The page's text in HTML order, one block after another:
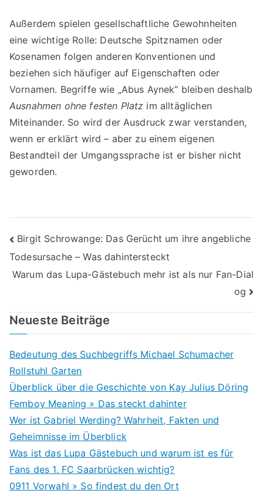
Außerdem spielen gesellschaftliche Gewohnheiten
eine wichtige Rolle: Deutsche Spitznamen oder
Kosenamen folgen anderen Konventionen und
beziehen sich häufiger auf Eigenschaften oder
Vornamen. Begriffe wie „Abus Aynek“ bleiben deshalb
Ausnahmen ohne festen Platz im alltäglichen
Miteinander. So wird der Ausdruck zwar verstanden,
wenn er erklärt wird – aber zu einem eigenen
Bestandteil der Umgangssprache ist er bisher nicht
geworden.
Beitragsnavigation
Birgit Schrowange: Das Gerücht um ihre angebliche
Todesursache – Was dahintersteckt
Warum das Lupa-Gästebuch mehr ist als nur Fan-Dial
og
Neueste Beiträge
Bedeutung des Suchbegriffs Michael Schumacher
Rollstuhl Garten
Überblick über die Geschichte von Kay Julius Döring
Femboy Meaning » Das steckt dahinter
Wer ist Gabriel Werding? Wahrheit, Fakten und
Geheimnisse im Überblick
Was ist das Lupa Gästebuch und warum ist es für
Fans des 1. FC Saarbrücken wichtig?
0911 Vorwahl » So findest du den Ort